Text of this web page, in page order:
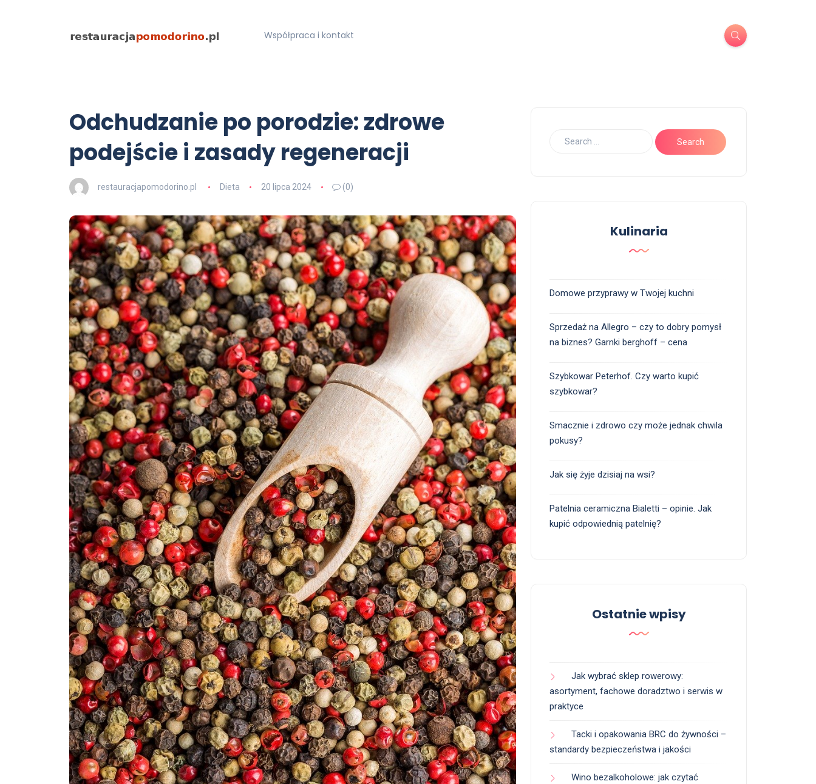
Współpraca i kontakt
Odchudzanie po porodzie: zdrowe
podejście i zasady regeneracji
restauracjapomodorino.pl Dieta 20 lipca 2024 (0)
Kulinaria
Domowe przyprawy w Twojej kuchni
Sprzedaż na Allegro – czy to dobry pomysł
na biznes? Garnki berghoff – cena
Szybkowar Peterhof. Czy warto kupić
szybkowar?
Smacznie i zdrowo czy może jednak chwila
pokusy?
Jak się żyje dzisiaj na wsi?
Patelnia ceramiczna Bialetti – opinie. Jak
kupić odpowiednią patelnię?
Ostatnie wpisy
Jak wybrać sklep rowerowy:
asortyment, fachowe doradztwo i serwis w
praktyce
Tacki i opakowania BRC do żywności –
standardy bezpieczeństwa i jakości
Wino bezalkoholowe: jak czytać